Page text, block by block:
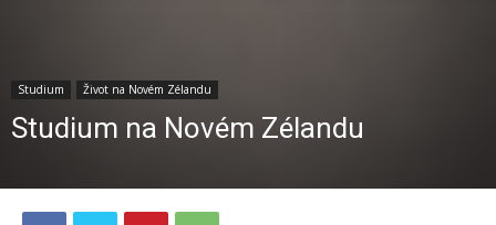
Studium Život na Novém Zélandu
Studium na Novém Zélandu